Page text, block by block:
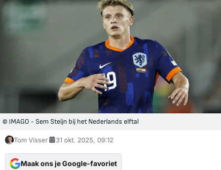
© IMAGO - Sem Steijn bij het Nederlands elftal
Tom Visser 31 okt. 2025, 09:12
Maak ons je Google-favoriet